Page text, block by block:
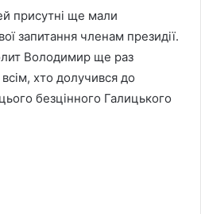
присутні ще мали
запитання членам президії.
Володимир ще раз
хто долучився до
безцінного Галицького